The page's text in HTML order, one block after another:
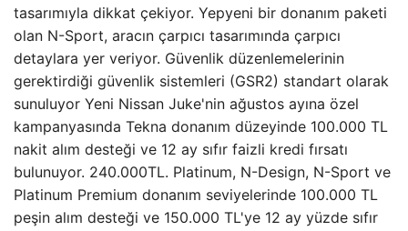
tasarımıyla dikkat çekiyor. Yepyeni bir donanım paketi
olan N-Sport, aracın çarpıcı tasarımında çarpıcı
detaylara yer veriyor. Güvenlik düzenlemelerinin
gerektirdiği güvenlik sistemleri (GSR2) standart olarak
sunuluyor Yeni Nissan Juke'nin ağustos ayına özel
kampanyasında Tekna donanım düzeyinde 100.000 TL
nakit alım desteği ve 12 ay sıfır faizli kredi fırsatı
bulunuyor. 240.000TL. Platinum, N-Design, N-Sport ve
Platinum Premium donanım seviyelerinde 100.000 TL
peşin alım desteği ve 150.000 TL'ye 12 ay yüzde sıfır